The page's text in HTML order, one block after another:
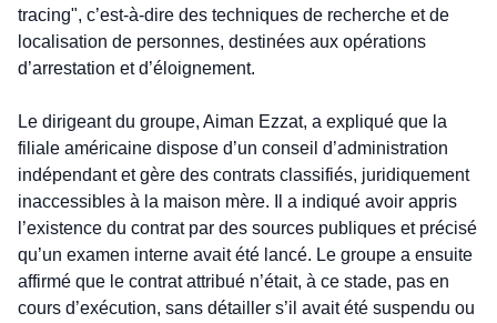
tracing", c’est-à-dire des techniques de recherche et de
localisation de personnes, destinées aux opérations
d’arrestation et d’éloignement.
Le dirigeant du groupe, Aiman Ezzat, a expliqué que la
filiale américaine dispose d’un conseil d’administration
indépendant et gère des contrats classifiés, juridiquement
inaccessibles à la maison mère. Il a indiqué avoir appris
l’existence du contrat par des sources publiques et précisé
qu’un examen interne avait été lancé. Le groupe a ensuite
affirmé que le contrat attribué n’était, à ce stade, pas en
cours d’exécution, sans détailler s’il avait été suspendu ou